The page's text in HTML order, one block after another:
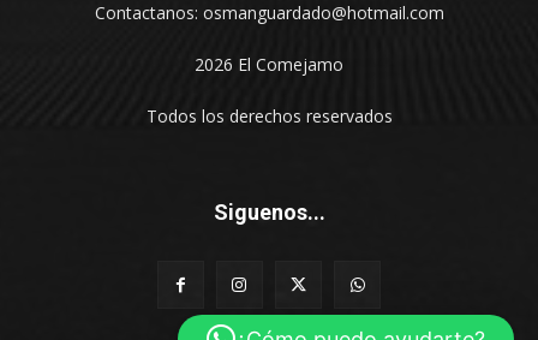
Contactanos: osmanguardado@hotmail.com
2026 El Comejamo
Todos los derechos reservados
Siguenos...